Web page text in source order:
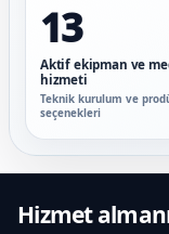
13
Aktif ekipman ve
hizmeti
Teknik kurulum ve
seçenekleri
Hizmet